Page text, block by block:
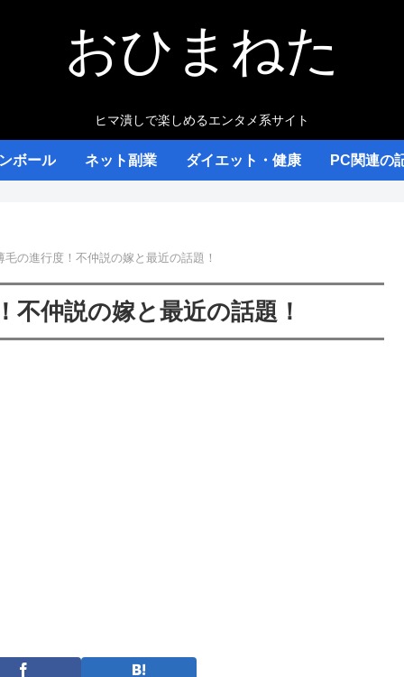
おひまねた
ヒマ潰しで楽しめるエンタメ系サイト
ボール ネット副業 ダイエット・健康 PC関連の
の進行度！不仲説の嫁と最近の話題！
不仲説の嫁と最近の話題！